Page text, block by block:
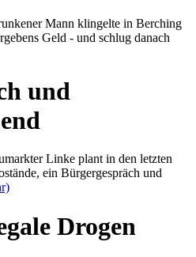
Mann klingelte in Berching
Geld - und schlug danach
und
Linke plant in den letzten
ein Bürgergespräch und
Drogen